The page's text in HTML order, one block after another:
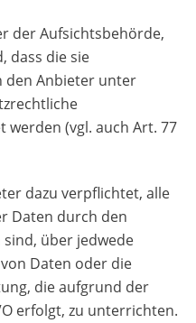
der Aufsichtsbehörde,
dass die sie
den Anbieter unter
(vgl. auch Art. 77
dazu verpflichtet, alle
Daten durch den
über jedwede
Daten oder die
die aufgrund der
erfolgt, zu unterrichten.